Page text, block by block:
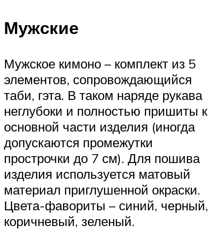
Мужские
Мужское кимоно – комплект из 5
элементов, сопровождающийся
таби, гэта. В таком наряде рукава
неглубоки и полностью пришиты к
основной части изделия (иногда
допускаются промежутки
прострочки до 7 см). Для пошива
изделия используется матовый
материал приглушенной окраски.
Цвета-фавориты – синий, черный,
коричневый, зеленый.